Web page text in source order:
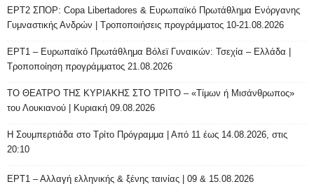
ΕΡΤ2 ΣΠΟΡ: Copa Libertadores & Ευρωπαϊκό Πρωτάθλημα Ενόργανης
Γυμναστικής Ανδρών | Τροποποιήσεις προγράμματος 10-21.08.2026
ΕΡΤ1 – Ευρωπαϊκό Πρωτάθλημα Βόλεϊ Γυναικών: Τσεχία – Ελλάδα |
Τροποποίηση προγράμματος 21.08.2026
ΤΟ ΘΕΑΤΡΟ ΤΗΣ ΚΥΡΙΑΚΗΣ ΣΤΟ ΤΡΙΤΟ – «Τίμων ή Μισάνθρωπος»
του Λουκιανού | Κυριακή 09.08.2026
H Σουμπερτιάδα στο Τρίτο Πρόγραμμα | Από 11 έως 14.08.2026, στις
20:10
ΕΡΤ1 – Αλλαγή ελληνικής & ξένης ταινίας | 09 & 15.08.2026